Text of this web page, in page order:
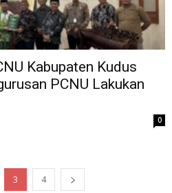
Kabupaten Kudus
PCNU Lakukan
0
3 4